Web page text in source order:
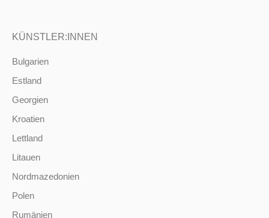
KÜNSTLER:INNEN
Bulgarien
Estland
Georgien
Kroatien
Lettland
Litauen
Nordmazedonien
Polen
Rumänien